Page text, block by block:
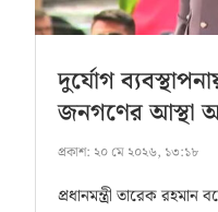
দুর্যোগ
জনগণের আস্থা
প্রকাশ: ২০ মে ২০২৬, ১৩:১৮
প্রধানমন্ত্রী তারেক